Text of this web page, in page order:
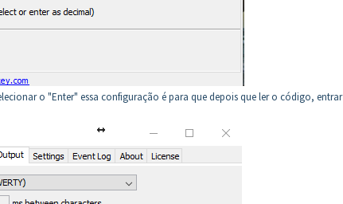
o "Enter" essa configuração é para que depois que ler o código, entrar